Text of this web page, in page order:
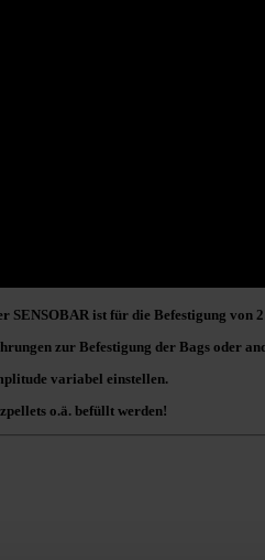
SENSOBAR ist für die Befestigung von 2
zur Befestigung der Bags oder
variabel einstellen.
o.ä. befüllt werden!